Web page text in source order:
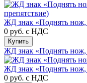
ЖД знак «Поднять нож,
0 руб. с НДС
Купить
ЖД знак «Поднять нож,
ЖД знак «Поднять нож,
0 руб. с НДС